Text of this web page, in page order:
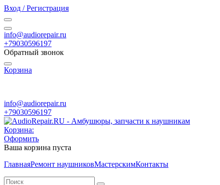
Вход / Регистрация
info@audiorepair.ru
+79030596197
Обратный звонок
Корзина
info@audiorepair.ru
+79030596197
Корзина:
Оформить
Ваша корзина пуста
ГлавнаяРемонт наушниковМастерскимКонтакты